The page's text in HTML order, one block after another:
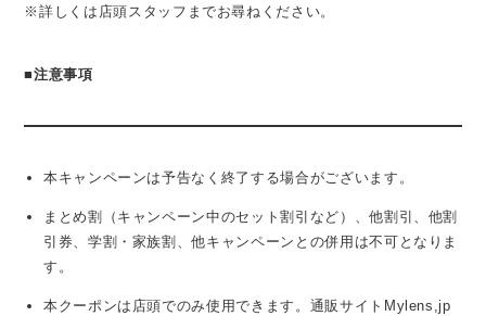
※詳しくは店頭スタッフまでお尋ねください。
■注意事項
本キャンペーンは予告なく終了する場合がございます。
まとめ割（キャンペーン中のセット割引など）、他割引、他割
引券、学割・家族割、他キャンペーンとの併用は不可となりま
す。
本クーポンは店頭でのみ使用できます。通販サイトMylens,jp